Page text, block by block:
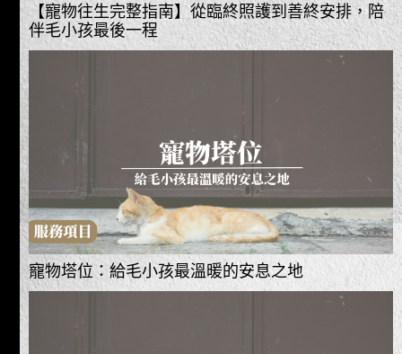
【寵物往生完整指南】從臨終照護到善終安排，陪
伴毛小孩最後一程
寵物塔位：給毛小孩最溫暖的安息之地